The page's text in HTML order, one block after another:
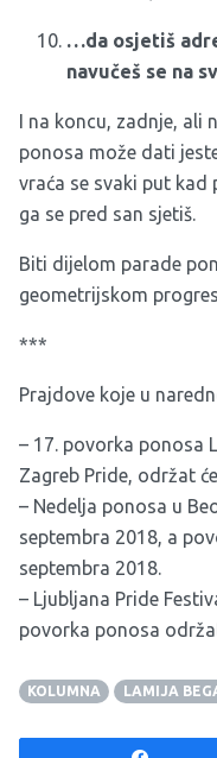
…da osjetiš
navučeš se na
I na koncu, zadnje, ali
ponosa može dati
vraća se svaki put kad
ga se pred san sjetiš.
Biti dijelom parade
geometrijskom
***
Prajdove koje u
– 17. povorka ponosa
Zagreb Pride, održat
– Nedelja ponosa u
septembra 2018, a
septembra 2018.
– Ljubljana Pride
povorka ponosa
KOLUMNA LAMIJA